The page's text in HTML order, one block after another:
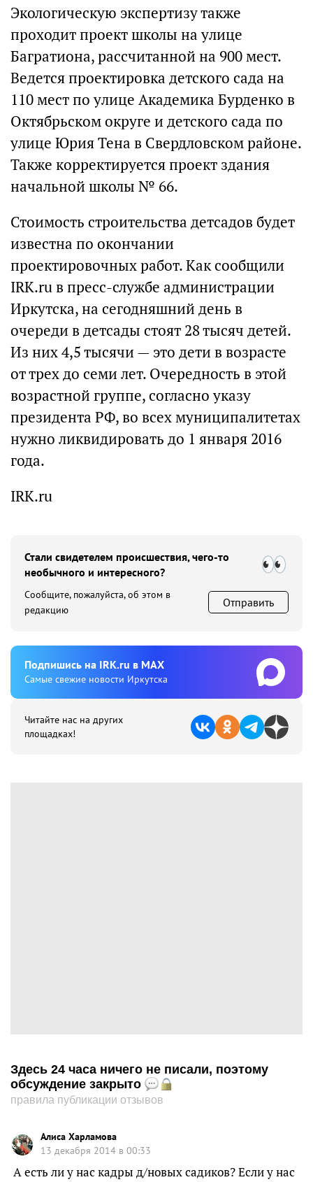
Экологическую экспертизу также
проходит проект школы на улице
Багратиона, рассчитанной на 900 мест.
Ведется проектировка детского сада на
110 мест по улице Академика Бурденко в
Октябрьском округе и детского сада по
улице Юрия Тена в Свердловском районе.
Также корректируется проект здания
начальной школы № 66.
Стоимость строительства детсадов будет
известна по окончании
проектировочных работ. Как сообщили
IRK.ru в пресс-службе администрации
Иркутска, на сегодняшний день в
очереди в детсады стоят 28 тысяч детей.
Из них 4,5 тысячи — это дети в возрасте
от трех до семи лет. Очередность в этой
возрастной группе, согласно указу
президента РФ, во всех муниципалитетах
нужно ликвидировать до 1 января 2016
года.
IRK.ru
Стали свидетелем происшествия, чего-то
необычного и интересного?
Сообщите, пожалуйста, об этом в
редакцию
Отправить
Подпишиcь на IRK.ru в MAX
Cамые свежие новости Иркутска
Читайте нас на других
площадках!
Здесь 24 часа ничего не писали, поэтому
обсуждение закрыто
правила публикации отзывов
Алиса Харламова
13 декабря 2014 в 00:33
А есть ли у нас кадры д/новых садиков? Если у нас